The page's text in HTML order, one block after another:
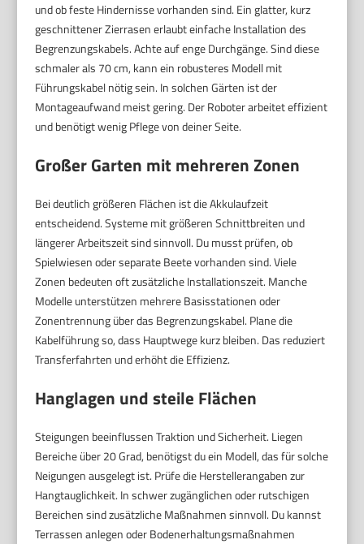
und ob feste Hindernisse vorhanden sind. Ein glatter, kurz
geschnittener Zierrasen erlaubt einfache Installation des
Begrenzungskabels. Achte auf enge Durchgänge. Sind diese
schmaler als 70 cm, kann ein robusteres Modell mit
Führungskabel nötig sein. In solchen Gärten ist der
Montageaufwand meist gering. Der Roboter arbeitet effizient
und benötigt wenig Pflege von deiner Seite.
Großer Garten mit mehreren Zonen
Bei deutlich größeren Flächen ist die Akkulaufzeit
entscheidend. Systeme mit größeren Schnittbreiten und
längerer Arbeitszeit sind sinnvoll. Du musst prüfen, ob
Spielwiesen oder separate Beete vorhanden sind. Viele
Zonen bedeuten oft zusätzliche Installationszeit. Manche
Modelle unterstützen mehrere Basisstationen oder
Zonentrennung über das Begrenzungskabel. Plane die
Kabelführung so, dass Hauptwege kurz bleiben. Das reduziert
Transferfahrten und erhöht die Effizienz.
Hanglagen und steile Flächen
Steigungen beeinflussen Traktion und Sicherheit. Liegen
Bereiche über 20 Grad, benötigst du ein Modell, das für solche
Neigungen ausgelegt ist. Prüfe die Herstellerangaben zur
Hangtauglichkeit. In schwer zugänglichen oder rutschigen
Bereichen sind zusätzliche Maßnahmen sinnvoll. Du kannst
Terrassen anlegen oder Bodenerhaltungsmaßnahmen